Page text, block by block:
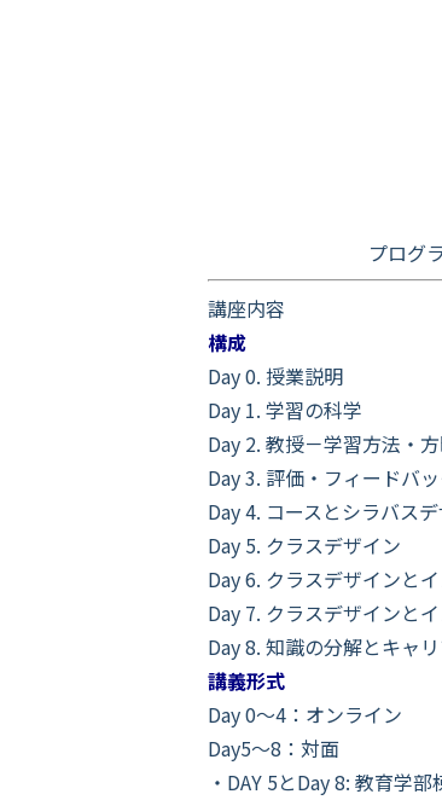
・他機関か
プログ
講座内容
構成
Day 0. 授業説明
Day 1. 学習の科学
Day 2. 教授－学習方法・
Day 3. 評価・フィードバ
Day 4. コースとシラバス
Day 5. クラスデザイン
Day 6. クラスデザインと
Day 7. クラスデザインと
Day 8. 知識の分解とキャ
講義形式
Day 0～4：オンライン
Day5～8：対面
・DAY 5とDay 8: 教育学